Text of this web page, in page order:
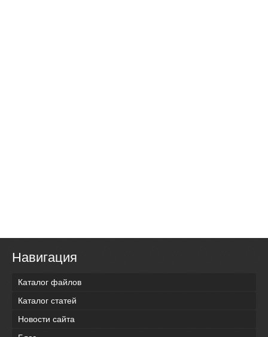
Навигация
Каталог файлов
Каталог статей
Новости сайта